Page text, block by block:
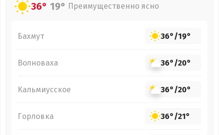
36° 19° Преимущественно ясно
Бахмут 36°/19°
Волноваха 36°/20°
Кальмиусское 36°/20°
Горловка 36°/21°